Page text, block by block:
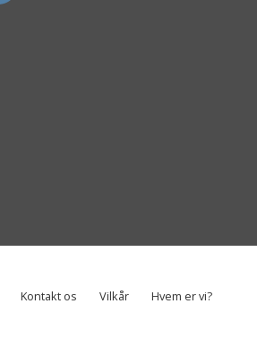
Hvem er vi?
Vilkår
Kontakt os